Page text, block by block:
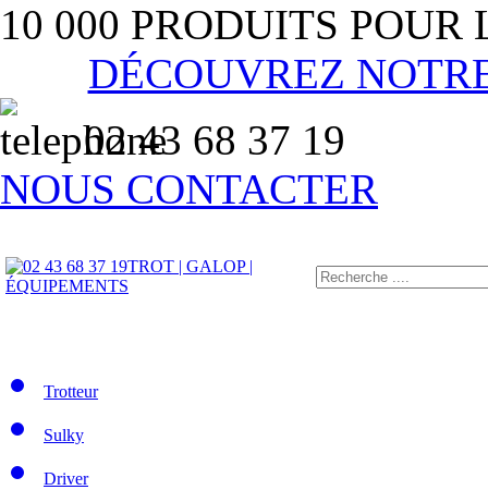
10 000 PRODUITS
DÉCOUVREZ
02 43 68 37 19
NOUS CONTACTER
TROT | GALOP |
ÉQUIPEMENTS
Trotteur
Sulky
Driver